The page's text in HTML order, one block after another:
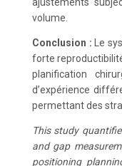
volume.
Conclusion : Le
forte
planification
d’expérience
permettant des
This study
and gap
positioning